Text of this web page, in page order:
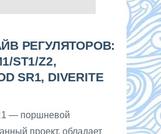
РЕГУЛЯТОРОВ:
ST1/Z2,
SR1, DIVERITE
— поршневой
проект, обладает